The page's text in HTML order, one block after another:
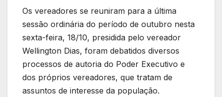
Os vereadores se reuniram para a última
sessão ordinária do período de outubro nesta
sexta-feira, 18/10, presidida pelo vereador
Wellington Dias, foram debatidos diversos
processos de autoria do Poder Executivo e
dos próprios vereadores, que tratam de
assuntos de interesse da população.